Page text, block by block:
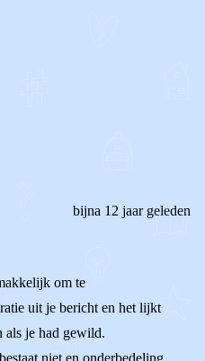
bijna 12 jaar geleden
om te
uit je bericht en het lijkt
als je had gewild.
niet en onderbedeling